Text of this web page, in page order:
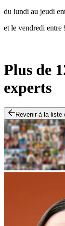
du lundi au jeudi
et le vendredi entre
Plus de
experts
Revenir à la liste